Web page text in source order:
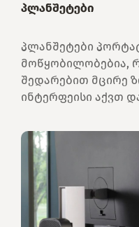
პლანშეტები
პლანშეტები
მოწყობილობებია,
შედარებით მცირე
ინტერფეისი აქვთ